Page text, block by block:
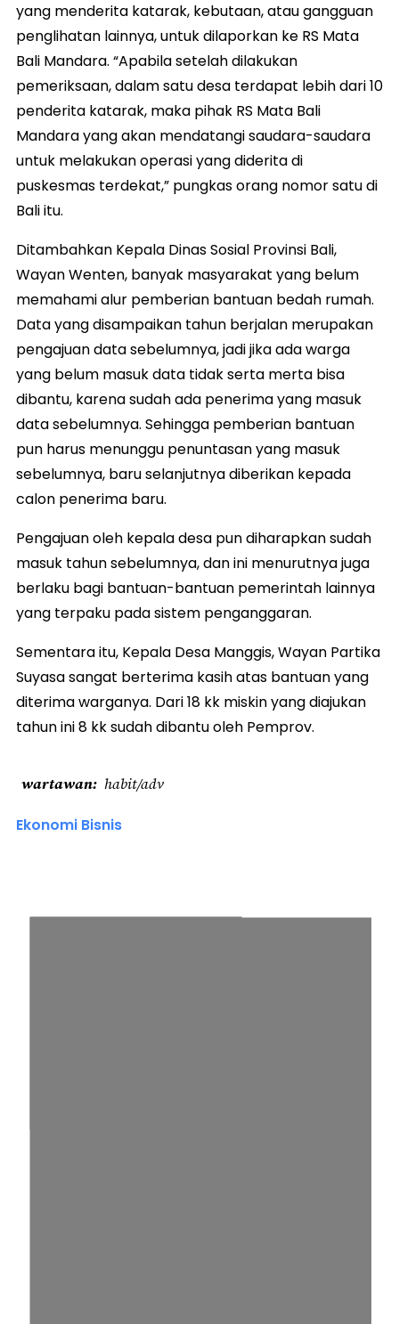
yang menderita katarak, kebutaan, atau gangguan
penglihatan lainnya, untuk dilaporkan ke RS Mata
Bali Mandara. “Apabila setelah dilakukan
pemeriksaan, dalam satu desa terdapat lebih dari 10
penderita katarak, maka pihak RS Mata Bali
Mandara yang akan mendatangi saudara-saudara
untuk melakukan operasi yang diderita di
puskesmas terdekat,” pungkas orang nomor satu di
Bali itu.
Ditambahkan Kepala Dinas Sosial Provinsi Bali,
Wayan Wenten, banyak masyarakat yang belum
memahami alur pemberian bantuan bedah rumah.
Data yang disampaikan tahun berjalan merupakan
pengajuan data sebelumnya, jadi jika ada warga
yang belum masuk data tidak serta merta bisa
dibantu, karena sudah ada penerima yang masuk
data sebelumnya. Sehingga pemberian bantuan
pun harus menunggu penuntasan yang masuk
sebelumnya, baru selanjutnya diberikan kepada
calon penerima baru.
Pengajuan oleh kepala desa pun diharapkan sudah
masuk tahun sebelumnya, dan ini menurutnya juga
berlaku bagi bantuan-bantuan pemerintah lainnya
yang terpaku pada sistem penganggaran.
Sementara itu, Kepala Desa Manggis, Wayan Partika
Suyasa sangat berterima kasih atas bantuan yang
diterima warganya. Dari 18 kk miskin yang diajukan
tahun ini 8 kk sudah dibantu oleh Pemprov.
wartawan habit/adv
Ekonomi Bisnis